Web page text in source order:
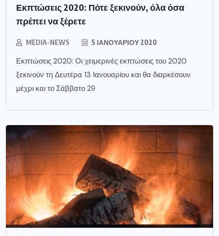
Εκπτώσεις 2020: Πότε ξεκινούν, όλα όσα
πρέπει να ξέρετε
MEDIA-NEWS 5 ΙΑΝΟΥΑΡΊΟΥ 2020
Εκπτώσεις 2020: Οι χειμερινές εκπτώσεις του 2020
ξεκινούν τη Δευτέρα 13 Ιανουαρίου και θα διαρκέσουν
μέχρι και το Σάββατο 29